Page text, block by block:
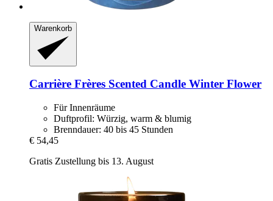
Warenkorb
Carrière Frères Scented Candle Winter Flower
Für Innenräume
Duftprofil: Würzig, warm & blumig
Brenndauer: 40 bis 45 Stunden
€ 54,45
Gratis Zustellung bis 13. August